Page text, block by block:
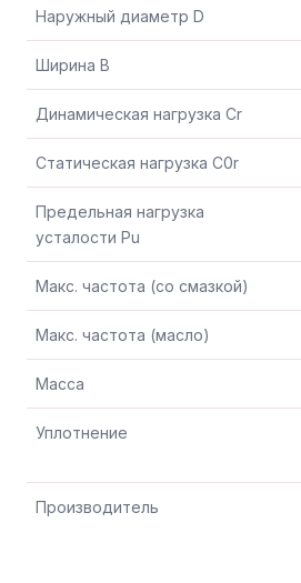
Наружный диаметр D
Ширина B
Динамическая нагрузка Cr
Статическая нагрузка C0r
Предельная нагрузка
усталости Pu
Макс. частота (со смазкой)
Макс. частота (масло)
Масса
Уплотнение
Производитель